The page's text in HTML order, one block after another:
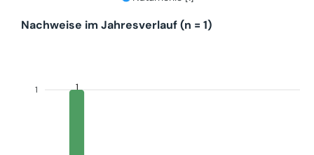
Nachweise im Jahresverlauf (n = 1)
1 1